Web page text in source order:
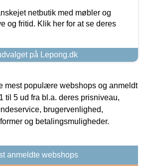
netbutik med møbler og
og fritid. Klik her for at se deres
på Lepong.dk
mest populære webshops og anmeldt
til 5 ud fra bl.a. deres prisniveau,
brugervenlighed,
og betalingsmuligheder.
anmeldte webshops